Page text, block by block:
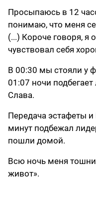
Просыпаюсь в 12
понимаю, что меня
(...) Короче говоря, я
чувствовал себя
В 00:30 мы стояли у
01:07 ночи
Слава.
Передача эстафеты
минут подбежал
пошли домой.
Всю ночь меня
живот».